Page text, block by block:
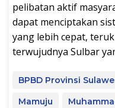
pelibatan aktif
dapat menciptakan
yang lebih cepat,
terwujudnya Sulbar
BPBD Provinsi
Mamuju